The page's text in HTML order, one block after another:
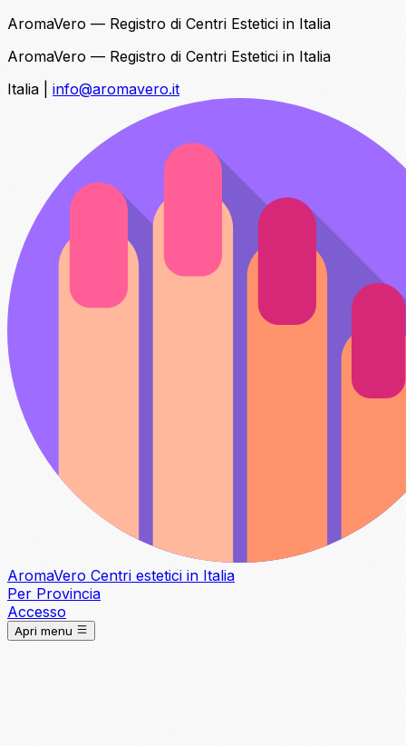
AromaVero — Registro di Centri Estetici in Italia
AromaVero — Registro di Centri Estetici in Italia
Italia
info@aromavero.it
AromaVero Centri estetici in Italia
Per Provincia
Accesso
Apri menu